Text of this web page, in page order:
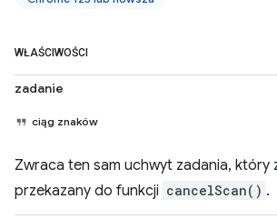
WŁAŚCIWOŚCI
zadanie
ciąg znaków
Zwraca ten sam uchwyt zadania, który
przekazany do funkcji cancelScan() .